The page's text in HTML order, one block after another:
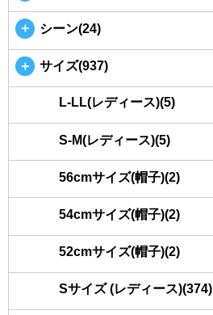
＋ シーン(24)
＋ サイズ(937)
L-LL(レディース)(5)
S-M(レディース)(5)
56cmサイズ(帽子)(2)
54cmサイズ(帽子)(2)
52cmサイズ(帽子)(2)
Sサイズ (レディース)(374)